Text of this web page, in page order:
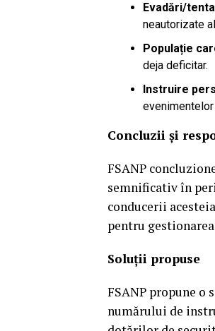
Evadări/
neautorizate
Populație
deja deficitar.
Instruire
Concluzii și
FSANP
semnificativ în
conducerii
pentru
Soluții propuse
FSANP propune
numărului de